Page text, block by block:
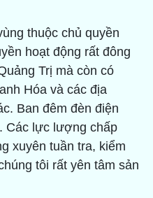
thuộc chủ quyền
hoạt động rất đông
Trị mà còn có
Hóa và các địa
Ban đêm đèn điện
Các lực lượng chấp
xuyên tuần tra, kiểm
tôi rất yên tâm sản